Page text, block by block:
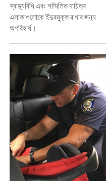
স্বাস্থ্যবিধি এবং সম্মিলিত দায়িত্ব
এলাকাগুলোকে ইঁদুরমুক্ত রাখার জন্য
অপরিহার্য।